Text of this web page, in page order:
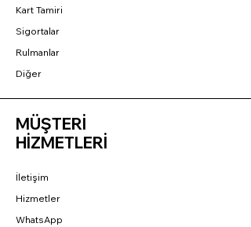
Kart Tamiri
Sigortalar
Rulmanlar
Diğer
MÜŞTERİ
HİZMETLERİ
İletişim
Hizmetler
WhatsApp